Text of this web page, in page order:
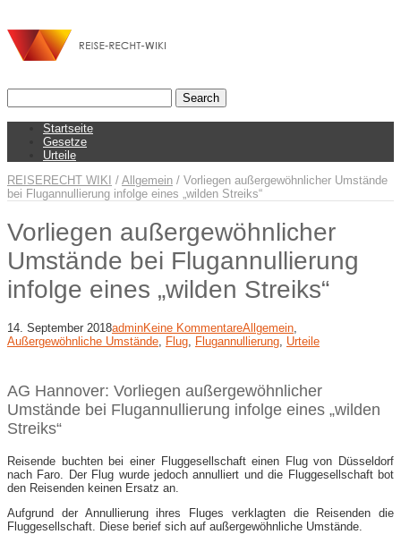
Startseite
Gesetze
Urteile
REISERECHT WIKI / Allgemein / Vorliegen außergewöhnlicher Umstände
bei Flugannullierung infolge eines „wilden Streiks“
Vorliegen außergewöhnlicher
Umstände bei Flugannullierung
infolge eines „wilden Streiks“
14. September 2018adminKeine KommentareAllgemein
Außergewöhnliche Umstände Flug Flugannullierung Urteile
AG Hannover: Vorliegen außergewöhnlicher
Umstände bei Flugannullierung infolge eines „wilden
Streiks“
Reisende buchten bei einer Fluggesellschaft einen Flug von Düsseldorf
nach Faro. Der Flug wurde jedoch annulliert und die Fluggesellschaft bot
den Reisenden keinen Ersatz an.
Aufgrund der Annullierung ihres Fluges verklagten die Reisenden die
Fluggesellschaft. Diese berief sich auf außergewöhnliche Umstände.